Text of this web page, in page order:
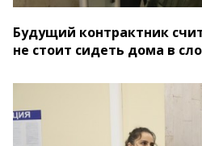
Будущий контрактник
не стоит сидеть дома в